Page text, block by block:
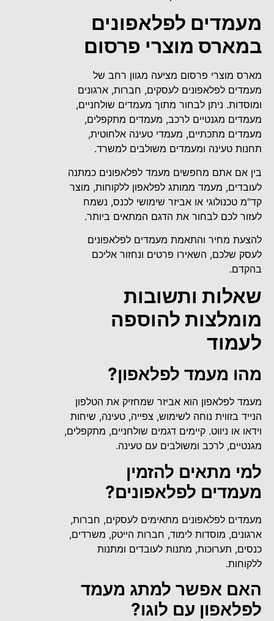
מעמדים לפלאפונים
במארס מוצרי פרסום
מארס מוצרי פרסום מציעה מגוון רחב של
מעמדים לפלאפונים לעסקים, חברות, ארגונים
ומוסדות. ניתן לבחור מתוך מעמדים שולחניים,
מעמדים מגנטיים לרכב, מעמדים מתקפלים,
מעמדים מתכתיים, מעמדי טעינה אלחוטית,
תחנות טעינה ומעמדים משולבים למשרד.
בין אם אתם מחפשים מעמד לפלאפונים כמתנה
לעובדים, מעמד ממותג לפלאפון ללקוחות, מוצר
קד"מ טכנולוגי או אביזר שימושי לכנס, נשמח
לעזור לכם לבחור את הדגם המתאים ביותר.
להצעת מחיר והתאמת מעמדים לפלאפונים
לעסק שלכם, השאירו פרטים ונחזור אליכם
בהקדם.
שאלות ותשובות
מומלצות להוספה
לעמוד
מהו מעמד לפלאפון?
מעמד לפלאפון הוא אביזר שמחזיק את הטלפון
הנייד בזווית נוחה לשימוש, צפייה, טעינה, שיחות
וידאו או ניווט. קיימים דגמים שולחניים, מתקפלים,
מגנטיים, לרכב ומשולבים עם טעינה.
למי מתאים להזמין
מעמדים לפלאפונים?
מעמדים לפלאפונים מתאימים לעסקים, חברות,
ארגונים, מוסדות לימוד, חברות הייטק, משרדים,
כנסים, תערוכות, מתנות לעובדים ומתנות
ללקוחות.
האם אפשר למתג מעמד
לפלאפון עם לוגו?